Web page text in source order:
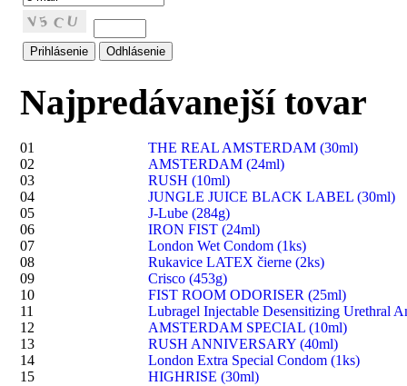
Najpredávanejší tovar
01
THE REAL AMSTERDAM (30ml)
02
AMSTERDAM (24ml)
03
RUSH (10ml)
04
JUNGLE JUICE BLACK LABEL (30ml)
05
J-Lube (284g)
06
IRON FIST (24ml)
07
London Wet Condom (1ks)
08
Rukavice LATEX čierne (2ks)
09
Crisco (453g)
10
FIST ROOM ODORISER (25ml)
11
Lubragel Injectable Desensitizing Urethral
12
AMSTERDAM SPECIAL (10ml)
13
RUSH ANNIVERSARY (40ml)
14
London Extra Special Condom (1ks)
15
HIGHRISE (30ml)